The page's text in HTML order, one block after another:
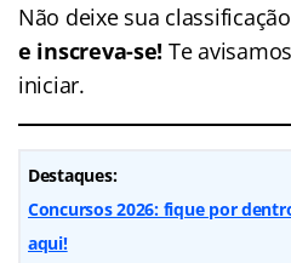
Não deixe sua
e inscreva-se! Te
iniciar.
Destaques:
Concursos 2026: fique por
aqui!